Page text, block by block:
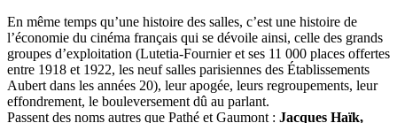
En même temps qu’une histoire des salles, c’est une histoire de
l’économie du cinéma français qui se dévoile ainsi, celle des grands
groupes d’exploitation (Lutetia-Fournier et ses 11 000 places offertes
entre 1918 et 1922, les neuf salles parisiennes des Établissements
Aubert dans les années 20), leur apogée, leurs regroupements, leur
effondrement, le bouleversement dû au parlant.
Passent des noms autres que Pathé et Gaumont : Jacques Haïk,